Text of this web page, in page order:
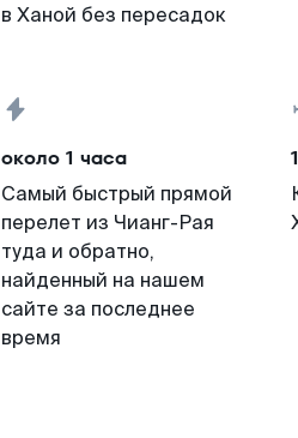
в Ханой без пересадок
около 1 часа
Самый быстрый прямой
перелет из Чианг-Рая
туда и обратно,
найденный на нашем
сайте за последнее
время